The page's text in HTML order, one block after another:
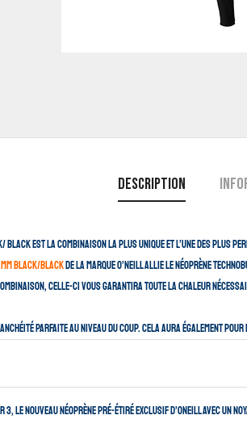
Description
Black est la combinaison la plus unique et l’une des plus
Black/Black de la marque O’neill allie le Néoprène
celle-ci vous garantira toute la chaleur
parfaite au niveau du coup. Cela aura également
3, le nouveau néoprène pré-étiré exclusif d’Oneill avec un